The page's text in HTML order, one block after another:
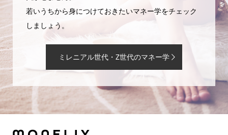
若いうちから身につけておきたいマネー学をチェック
しましょう。
ミレニアル世代・Z世代のマネー学